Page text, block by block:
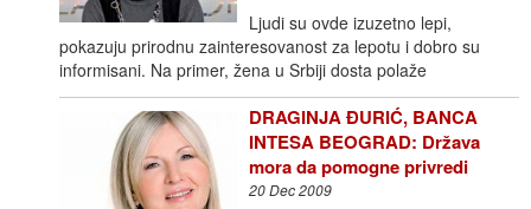
Ljudi su ovde izuzetno lepi,
pokazuju prirodnu zainteresovanost za lepotu i dobro su
informisani. Na primer, žena u Srbiji dosta polaže
DRAGINJA ĐURIĆ, BANCA
INTESA BEOGRAD: Država
mora da pomogne privredi
20 Dec 2009